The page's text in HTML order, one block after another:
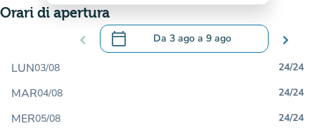
Orari di apertura
chevron_left calendar_today Da 3 ago a 9 ago
.Aprire il calendario per modificare le
chevron_right
LUN03/08 24/24
MAR04/08 24/24
MER05/08 24/24